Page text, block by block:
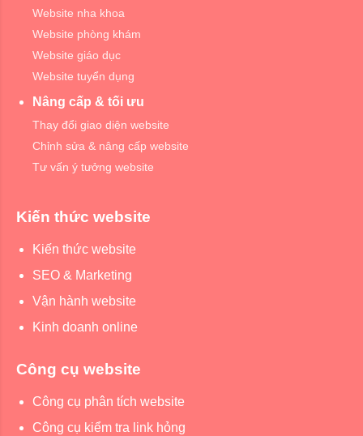
Website nha khoa
Website phòng khám
Website giáo dục
Website tuyển dụng
Nâng cấp & tối ưu
Thay đổi giao diện website
Chỉnh sửa & nâng cấp website
Tư vấn ý tưởng website
Kiến thức website
Kiến thức website
SEO & Marketing
Vận hành website
Kinh doanh online
Công cụ website
Công cụ phân tích website
Công cụ kiểm tra link hỏng